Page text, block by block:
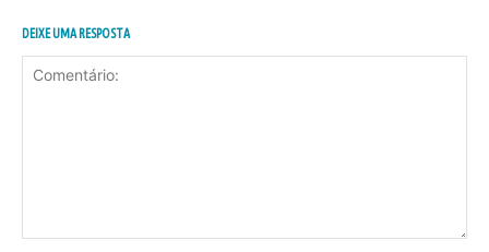
DEIXE UMA RESPOSTA